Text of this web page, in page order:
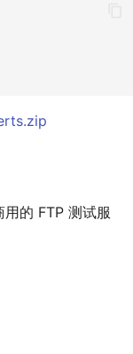
的 FTP 测试服